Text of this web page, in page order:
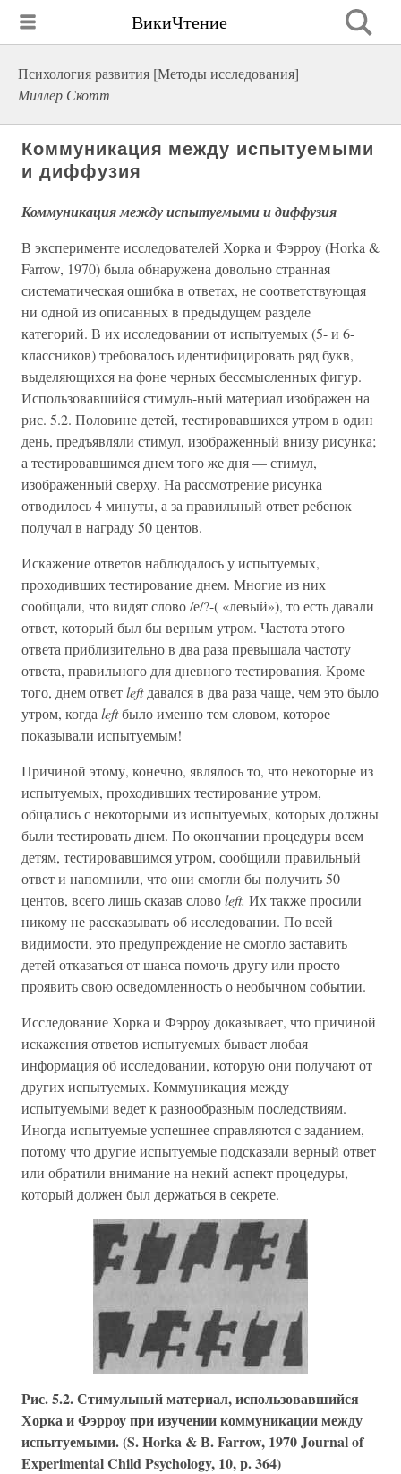
ВикиЧтение
Психология развития [Методы исследования]
Миллер Скотт
Коммуникация между испытуемыми
и диффузия
Коммуникация между испытуемыми и диффузия
В эксперименте исследователей Хорка и Фэрроу (Horka &
Farrow, 1970) была обнаружена довольно странная
систематическая ошибка в ответах, не соответствующая
ни одной из описанных в предыдущем разделе
категорий. В их исследовании от испытуемых (5- и 6-
классников) требовалось идентифицировать ряд букв,
выделяющихся на фоне черных бессмысленных фигур.
Использовавшийся стимуль-ный материал изображен на
рис. 5.2. Половине детей, тестировавшихся утром в один
день, предъявляли стимул, изображенный внизу рисунка;
а тестировавшимся днем того же дня — стимул,
изображенный сверху. На рассмотрение рисунка
отводилось 4 минуты, а за правильный ответ ребенок
получал в награду 50 центов.
Искажение ответов наблюдалось у испытуемых,
проходивших тестирование днем. Многие из них
сообщали, что видят слово /е/?-( «левый»), то есть давали
ответ, который был бы верным утром. Частота этого
ответа приблизительно в два раза превышала частоту
ответа, правильного для дневного тестирования. Кроме
того, днем ответleftдавался в два раза чаще, чем это было
утром, когда leftбыло именно тем словом, которое
показывали испытуемым!
Причиной этому, конечно, являлось то, что некоторые из
испытуемых, проходивших тестирование утром,
общались с некоторыми из испытуемых, которых должны
были тестировать днем. По окончании процедуры всем
детям, тестировавшимся утром, сообщили правильный
ответ и напомнили, что они смогли бы получить 50
центов, всего лишь сказав словоleft. Их также просили
никому не рассказывать об исследовании. По всей
видимости, это предупреждение не смогло заставить
детей отказаться от шанса помочь другу или просто
проявить свою осведомленность о необычном событии.
Исследование Хорка и Фэрроу доказывает, что причиной
искажения ответов испытуемых бывает любая
информация об исследовании, которую они получают от
других испытуемых. Коммуникация между
испытуемыми ведет к разнообразным последствиям.
Иногда испытуемые успешнее справляются с заданием,
потому что другие испытуемые подсказали верный ответ
или обратили внимание на некий аспект процедуры,
который должен был держаться в секрете.
Рис. 5.2. Стимульный материал, использовавшийся
Хорка и Фэрроу при изучении коммуникации между
испытуемыми. (S. Horka & В. Farrow, 1970 Journal of
Experimental Child Psychology, 10, p. 364)